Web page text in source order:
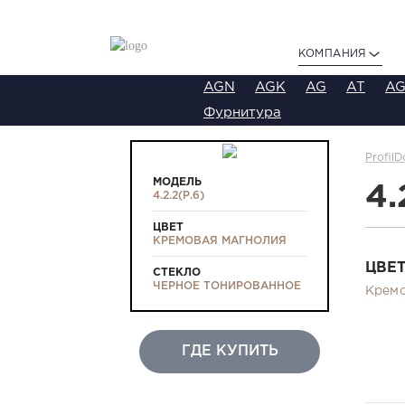
КОМПАНИЯ
AGN AGK AG AT
Фурнитура
МОДЕЛЬ
4.2.2(Р.6)
ЦВЕТ
КРЕМОВАЯ МАГНОЛИЯ
СТЕКЛО
ЧЕРНОЕ ТОНИРОВАННОЕ
ГДЕ КУПИТЬ
ЦВЕТ